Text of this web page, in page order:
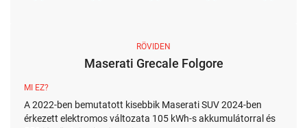
RÖVIDEN
Maserati Grecale Folgore
MI EZ?
A 2022-ben bemutatott kisebbik Maserati SUV 2024-ben
érkezett elektromos változata 105 kWh-s akkumulátorral és